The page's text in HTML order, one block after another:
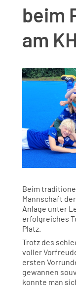
beim
am
Beim
Mannschaft
Anlage unter
erfolgreiches
Platz.
Trotz des
voller
ersten
gewannen
konnte man